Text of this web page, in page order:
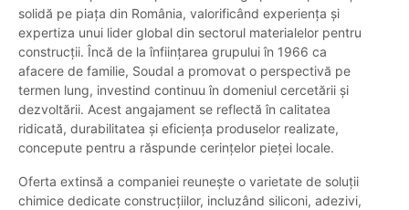
solidă pe piața din România, valorificând experiența și
expertiza unui lider global din sectorul materialelor pentru
construcții. Încă de la înființarea grupului în 1966 ca
afacere de familie, Soudal a promovat o perspectivă pe
termen lung, investind continuu în domeniul cercetării și
dezvoltării. Acest angajament se reflectă în calitatea
ridicată, durabilitatea și eficiența produselor realizate,
concepute pentru a răspunde cerințelor pieței locale.
Oferta extinsă a companiei reunește o varietate de soluții
chimice dedicate construcțiilor, incluzând siliconi, adezivi,